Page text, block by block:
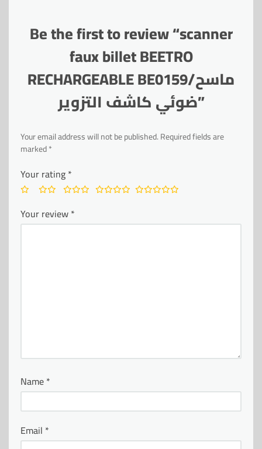
Be the first to review “scanner
faux billet BEETRO
RECHARGEABLE BE0159/ماسح
ضوئي كاشف التزوير”
Your email address will not be published.Required fields are
marked*
Your rating*
Your review*
Name*
Email *